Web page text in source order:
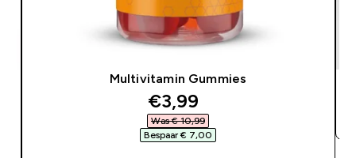
Multivitamin Gummies
discounted price
€3,99‎
Was € 10,99‎
Bespaar € 7,00‎